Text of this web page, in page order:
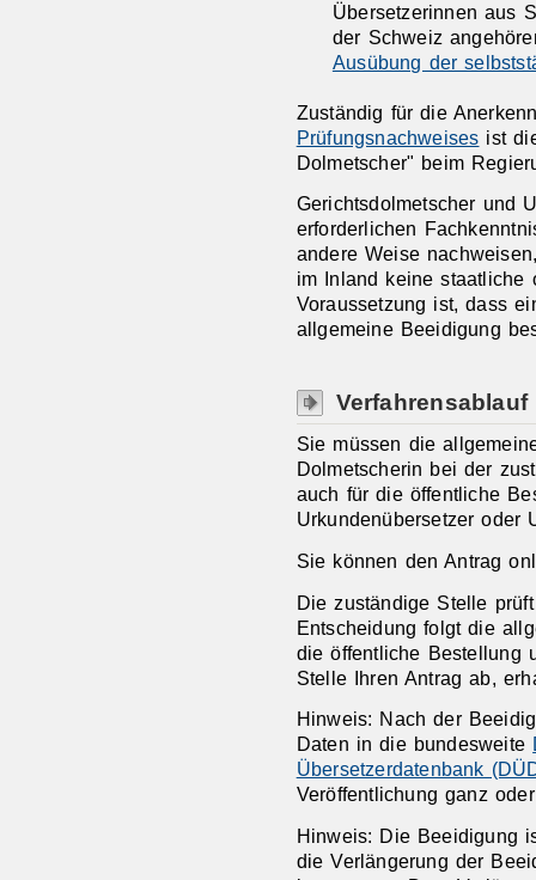
Übersetzerinnen aus
der Schweiz
Ausübung der
Zuständig für die
Prüfungsnachweises ist
Dolmetscher" beim
Gerichtsdolmetscher und
erforderlichen
andere Weise
im Inland keine staatliche
Voraussetzung ist, dass
allgemeine Beeidigung
Verfahrensablauf
Sie müssen die
Dolmetscherin bei der
auch für die öffentliche
Urkundenübersetzer oder
Sie können den Antrag
Die zuständige Stelle
Entscheidung folgt die
die öffentliche Bestellung
Stelle Ihren Antrag ab,
Hinweis: Nach der
Daten in die bundesweite
Übersetzerdatenbank
Veröffentlichung ganz
Hinweis: Die Beeidigung
die Verlängerung der